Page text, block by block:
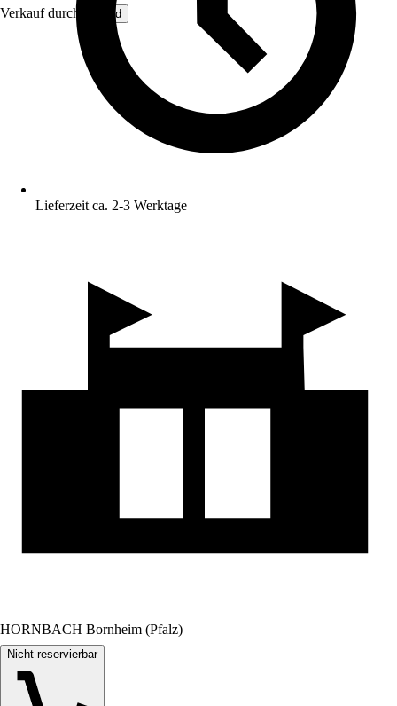
Verkauf durch: Lefeld
Lieferzeit ca. 2-3 Werktage
HORNBACH Bornheim (Pfalz)
Nicht reservierbar